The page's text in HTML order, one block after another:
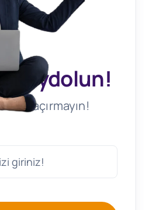
Kaydolun!
Kaçırmayın!